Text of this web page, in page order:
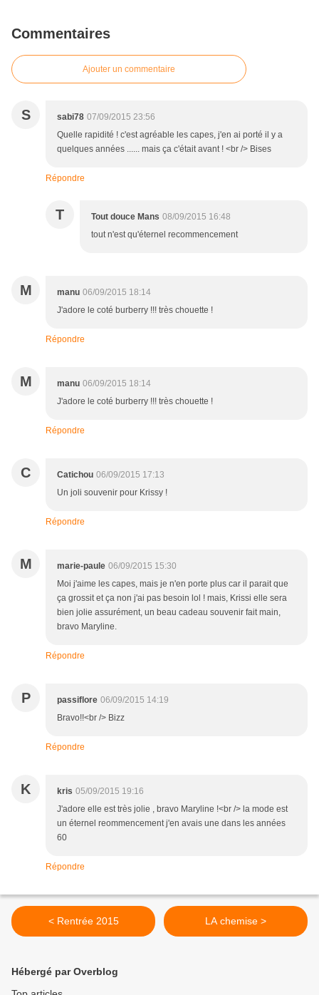
Commentaires
Ajouter un commentaire
S sabi78 07/09/2015 23:56
Quelle rapidité ! c'est agréable les capes, j'en ai porté il y a
quelques années ...... mais ça c'était avant ! <br /> Bises
Répondre
T Tout douce Mans 08/09/2015 16:48
tout n'est qu'éternel recommencement
M manu 06/09/2015 18:14
J'adore le coté burberry !!! très chouette !
Répondre
M manu 06/09/2015 18:14
J'adore le coté burberry !!! très chouette !
Répondre
C Catichou 06/09/2015 17:13
Un joli souvenir pour Krissy !
Répondre
M marie-paule 06/09/2015 15:30
Moi j'aime les capes, mais je n'en porte plus car il parait que
ça grossit et ça non j'ai pas besoin lol ! mais, Krissi elle sera
bien jolie assurément, un beau cadeau souvenir fait main,
bravo Maryline.
Répondre
P passiflore 06/09/2015 14:19
Bravo!!<br /> Bizz
Répondre
K kris 05/09/2015 19:16
J'adore elle est très jolie , bravo Maryline !<br /> la mode est
un éternel reommencement j'en avais une dans les années
60
Répondre
< Rentrée 2015 LA chemise >
Hébergé par Overblog